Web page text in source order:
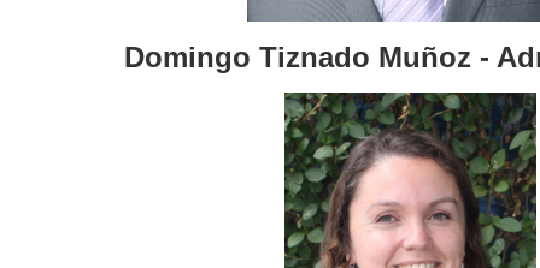
Domingo Tiznado Muñoz -